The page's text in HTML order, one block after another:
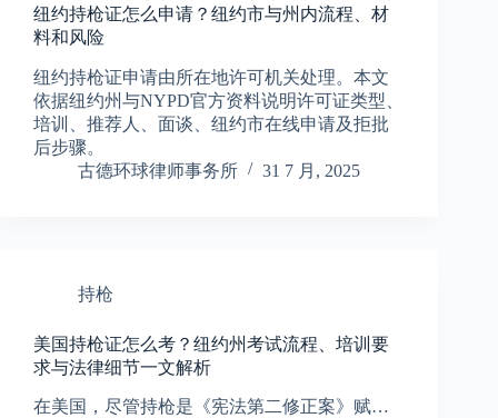
纽约持枪证怎么申请？纽约市与州内流程、材
料和风险
纽约持枪证申请由所在地许可机关处理。本文
依据纽约州与NYPD官方资料说明许可证类型、
培训、推荐人、面谈、纽约市在线申请及拒批
后步骤。
古德环球律师事务所
31 7 月, 2025
持枪
美国持枪证怎么考？纽约州考试流程、培训要
求与法律细节一文解析
在美国，尽管持枪是《宪法第二修正案》赋…